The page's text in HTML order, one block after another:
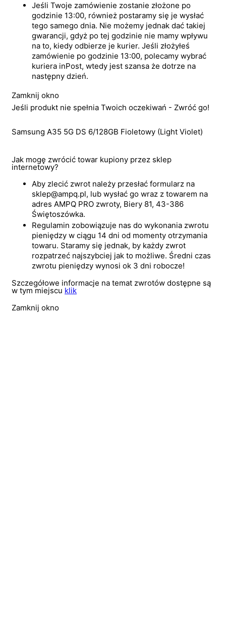
Jeśli Twoje zamówienie zostanie złożone po
godzinie 13:00, również postaramy się je wysłać
tego samego dnia. Nie możemy jednak dać takiej
gwarancji, gdyż po tej godzinie nie mamy wpływu
na to, kiedy odbierze je kurier. Jeśli złożyłeś
zamówienie po godzinie 13:00, polecamy wybrać
kuriera inPost, wtedy jest szansa że dotrze na
następny dzień.
Zamknij okno
Jeśli produkt nie spełnia Twoich oczekiwań - Zwróć go!
Samsung A35 5G DS 6/128GB Fioletowy (Light Violet)
Jak mogę zwrócić towar kupiony przez sklep
internetowy?
Aby zlecić zwrot należy przesłać formularz na
sklep@ampq.pl, lub wysłać go wraz z towarem na
adres AMPQ PRO zwroty, Biery 81, 43-386
Świętoszówka.
Regulamin zobowiązuje nas do wykonania zwrotu
pieniędzy w ciągu 14 dni od momenty otrzymania
towaru. Staramy się jednak, by każdy zwrot
rozpatrzeć najszybciej jak to możliwe. Średni czas
zwrotu pieniędzy wynosi ok 3 dni robocze!
Szczegółowe informacje na temat zwrotów dostępne są
w tym miejscu klik
Zamknij okno